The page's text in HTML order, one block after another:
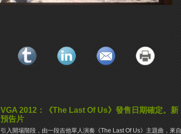
VGA 2012：《The Last Of Us》發售日期確定。新
預告片
引入開場階段，由一段吉他單人演奏《The Last Of Us》主題曲，來自